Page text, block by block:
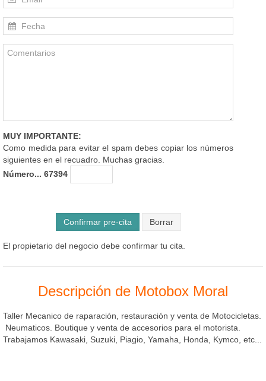
MUY IMPORTANTE:
Como medida para evitar el spam debes copiar los números
siguientes en el recuadro. Muchas gracias.
Número... 67394
Confirmar pre-cita
El propietario del negocio debe confirmar tu cita.
Descripción de Motobox Moral
Taller Mecanico de raparación, restauración y venta de Motocicletas.
Neumaticos. Boutique y venta de accesorios para el motorista.
Trabajamos Kawasaki, Suzuki, Piagio, Yamaha, Honda, Kymco, etc...